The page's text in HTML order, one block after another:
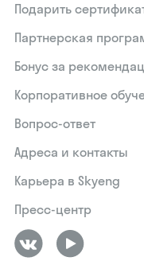
Подарить
Партнерская
Бонус за
Корпоративное
Вопрос-ответ
Адреса и контакты
Карьера в Skyeng
Пресс-центр